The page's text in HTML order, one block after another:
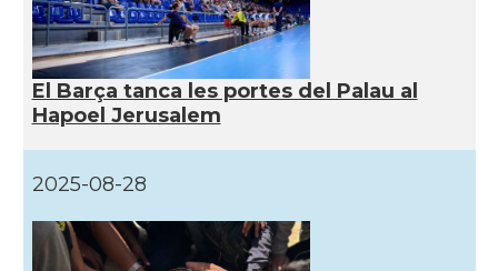
El Barça tanca les portes del Palau al
Hapoel Jerusalem
2025-08-28